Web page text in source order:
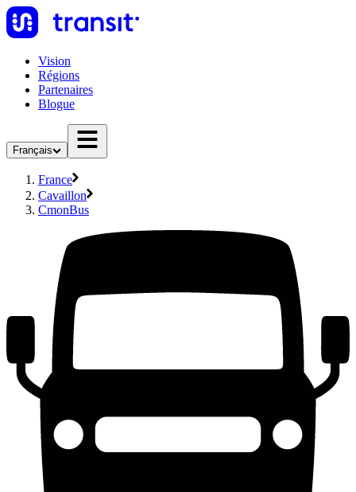
Vision
Régions
Partenaires
Blogue
Français
France
Cavaillon
CmonBus